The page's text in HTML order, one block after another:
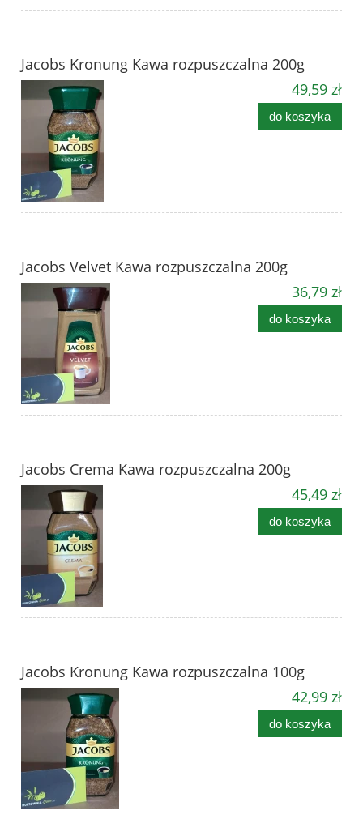
Jacobs Kronung Kawa rozpuszczalna 200g
49,59 zł
do koszyka
Jacobs Velvet Kawa rozpuszczalna 200g
36,79 zł
do koszyka
Jacobs Crema Kawa rozpuszczalna 200g
45,49 zł
do koszyka
Jacobs Kronung Kawa rozpuszczalna 100g
42,99 zł
do koszyka